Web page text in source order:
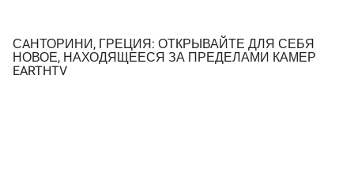
СAНТОРИНИ, ГРЕЦИЯ: ОТКРЫВАЙТЕ ДЛЯ СЕБЯ
НОВОЕ, НАХОДЯЩЕЕСЯ ЗА ПРЕДЕЛАМИ КАМЕР
EARTHTV